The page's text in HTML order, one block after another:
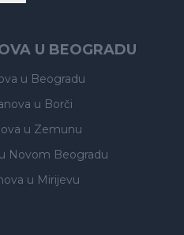
U BEOGRADU
u Beogradu
u Borči
u Zemunu
u Novom Beogradu
u Mirijevu